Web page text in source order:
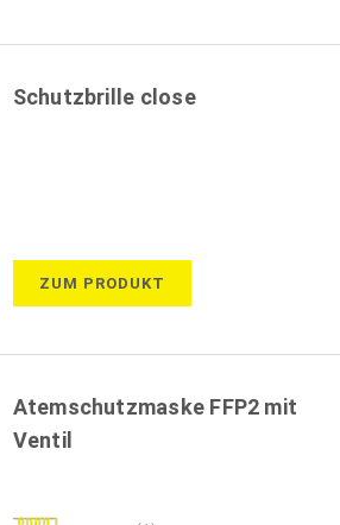
Schutzbrille close
ZUM PRODUKT
Atemschutzmaske FFP2 mit
Ventil